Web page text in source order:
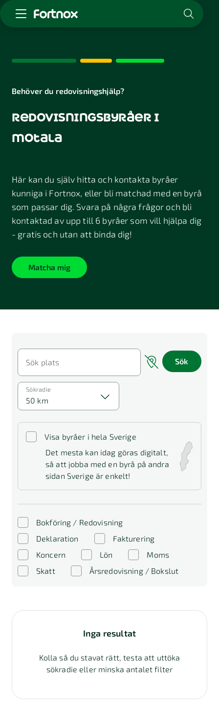
Skaffa Fortnox
Kunskap & inspiration
Logga in
Kontakt
Behöver du redovisningshjälp?
redovisningsbyråer i
motala
Här kan du själv hitta och kontakta byråer
kunniga i Fortnox, eller bli matchad med en byrå
som passar dig. Svara på några frågor och bli
kontaktad av upp till 6 byråer som vill hjälpa dig
- gratis och utan att binda dig!
Matcha mig
Sök plats Sök
Visa byråer i hela Sverige
Det mesta kan idag göras digitalt,
så att jobba med en byrå på andra
sidan Sverige är enkelt!
Sökradie
50 km
Bokföring / Redovisning
Deklaration
Fakturering
Koncern
Lön
Moms
Skatt
Årsredovisning / Bokslut
Inga resultat
Kolla så du stavat rätt, testa att uttöka
sökradie eller minska antalet filter